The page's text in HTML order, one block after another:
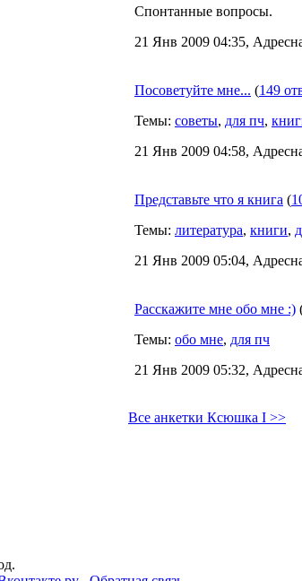
Спонтанные вопросы.
21 Янв 2009 04:35,
Посоветуйте мне... (149
Темы: советы, для пч,
21 Янв 2009 04:58,
Представьте что я книга (
Темы: литература, книги,
21 Янв 2009 05:04,
Расскажите мне обо мне :)
Темы: обо мне, для пч
21 Янв 2009 05:32,
Все анкетки Ксюшка I >>